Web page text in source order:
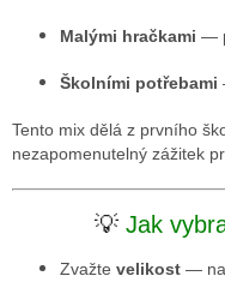
Malými hračkami —
Školními potřebami
Tento mix dělá z prvního
nezapomenutelný zážitek
💡 Jak
Zvažte velikost — na